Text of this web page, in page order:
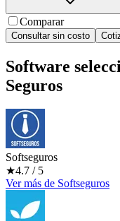
Comparar
Consultar sin costo
Software
Seguros
Softseguros
★4.7 / 5
Ver más de Softseguros